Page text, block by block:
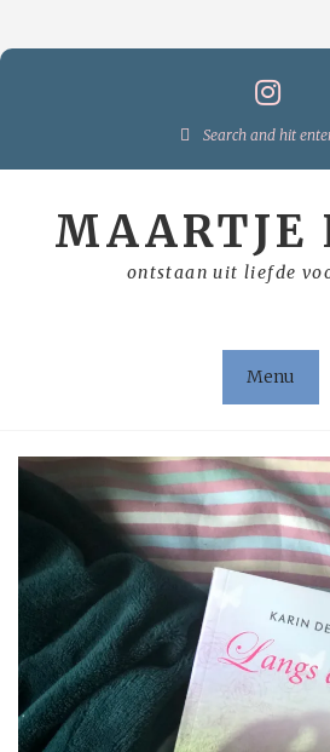
Search
MAARTJE
ontstaan uit liefde
Menu